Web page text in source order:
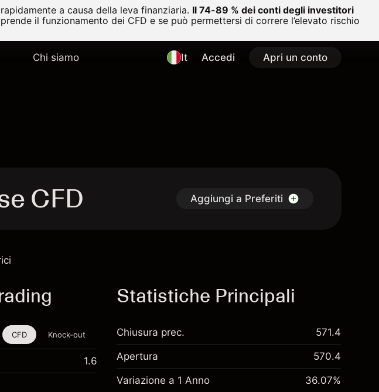
a causa della leva finanziaria. Il 74-89 % dei conti degli investitori
il funzionamento dei CFD e se può permettersi di correre l’elevato rischio
Chi siamo It Accedi Apri un conto
CFD Aggiungi a Preferiti
è disponibile per
CFD Knock-out
1.6
Statistiche Principali
Chiusura prec. 571.4
Apertura 570.4
Variazione a 1 Anno 36.07%